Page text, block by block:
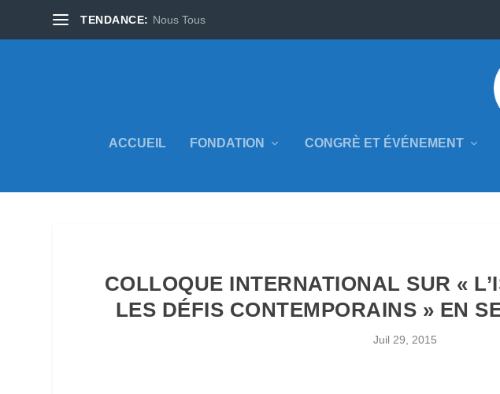
TENDANCE: Nous Tous
ACCUEIL FONDATION CONGRÈ ET ÉVÉNEMENT
COLLOQUE INTERNATIONAL SUR «
LES DÉFIS CONTEMPORAINS » EN
Juil 29, 2015